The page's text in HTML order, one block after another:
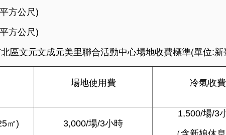
方公尺)
方公尺)
區文元文成元美里聯合活動中心場地收費標準(單位:新
場地使用費 冷氣收費
㎡) 3,000/場/3小時
1,500/場/3